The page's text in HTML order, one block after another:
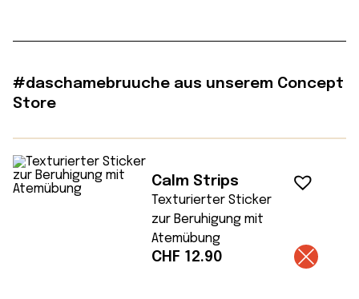
#daschamebruuche aus unserem Concept
Store
Calm Strips
Texturierter Sticker
zur Beruhigung mit
Atemübung
CHF 12.90